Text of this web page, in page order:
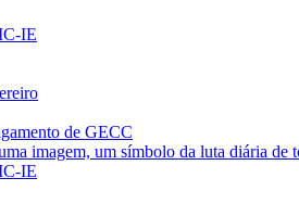
IE
de GECC
imagem, um símbolo da luta diária de
IE